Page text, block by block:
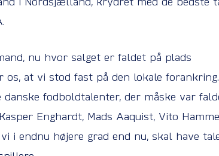
i Nordsjælland, krydret med de bedste
nu hvor salget er faldet på plads
at vi stod fast på den lokale
fodboldtalenter, der måske var
Enghardt, Mads Aaquist, Vito
i endnu højere grad end nu, skal have